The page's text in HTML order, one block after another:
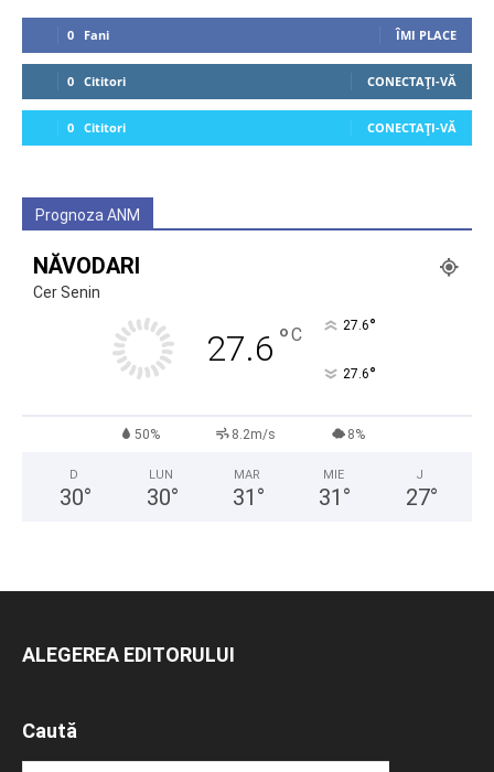
0 Fani ÎMI PLACE
0 Cititori CONECTAȚI-VĂ
0 Cititori CONECTAȚI-VĂ
Prognoza ANM
NĂVODARI
Cer Senin
27.6 °C 27.6°
27.6°
50% 8.2m/s 8%
D
30°
LUN
30°
MAR
31 °
MIE
31 °
J
27°
ALEGEREA EDITORULUI
Caută